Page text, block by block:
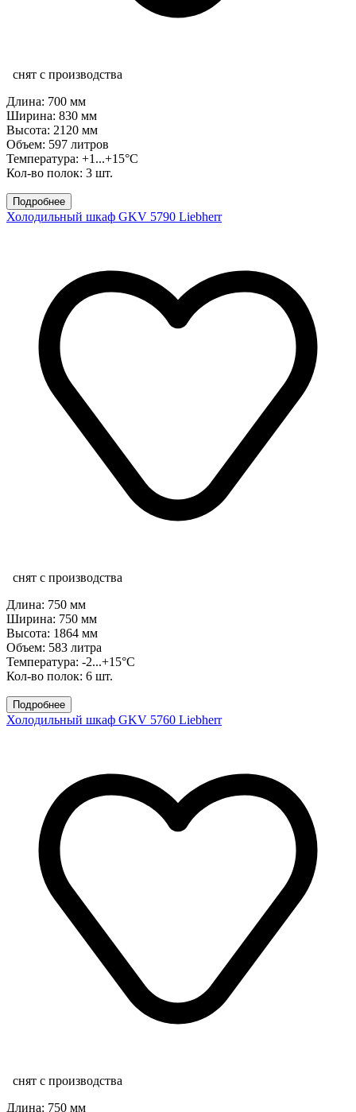
снят с производства
Длина: 700 мм
Ширина: 830 мм
Высота: 2120 мм
Объем: 597 литров
Температура: +1...+15°C
Кол-во полок: 3 шт.
Подробнее
Холодильный шкаф GKV 5790 Liebherr
снят с производства
Длина: 750 мм
Ширина: 750 мм
Высота: 1864 мм
Объем: 583 литра
Температура: -2...+15°C
Кол-во полок: 6 шт.
Подробнее
Холодильный шкаф GKV 5760 Liebherr
снят с производства
Длина: 750 мм